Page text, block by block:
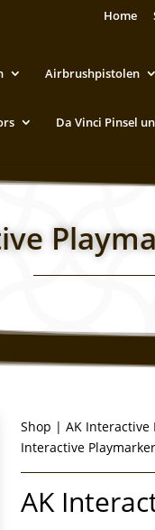
Home
Airbrushpistolen
Da Vinci Pinsel
Shop |AK Interactive
Interactive
AK